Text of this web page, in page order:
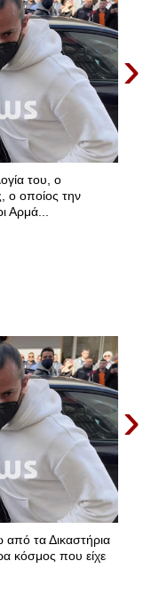
›
του, ο
ο οποίος την
Αρμά...
›
από τα Δικαστήρια
κόσμος που είχε